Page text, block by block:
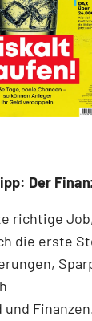
Der
richtige
die erste
und